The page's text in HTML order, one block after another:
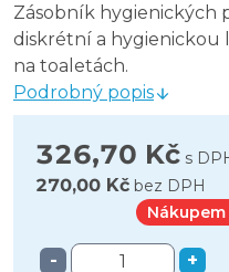
Zásobník hygienických
diskrétní a hygienickou
na toaletách.
Podrobný popis
326,70 Kč s
270,00 Kč bez DPH
- +